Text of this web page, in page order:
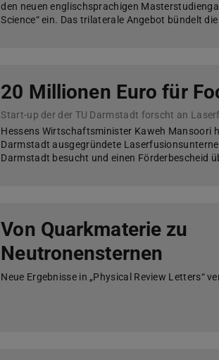
den neuen englischsprachigen
Science“ ein. Das trilaterale Angebot bündelt
20 Millionen Euro für
Start-up der der TU Darmstadt forscht an
Hessens Wirtschaftsminister Kaweh Mansoori
Darmstadt ausgegründete
Darmstadt besucht und einen Förderbescheid
Von Quarkmaterie zu
Neutronensternen
Neue Ergebnisse in „Physical Review Letters“